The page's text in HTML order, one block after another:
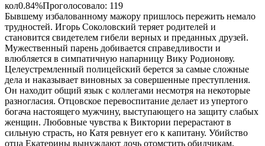
кол0.84%Проголосовало: 119
Бывшему избалованному мажору пришлось пережить немало
трудностей. Игорь Соколовский теряет родителей и
становится свидетелем гибели верных и преданных друзей.
Мужественный парень добивается справедливости и
влюбляется в симпатичную напарницу Вику Родионову.
Целеустремленный полицейский берется за самые сложные
дела и наказывает виновных за совершенные преступления.
Он находит общий язык с коллегами несмотря на некоторые
разногласия. Отцовское перевоспитание делает из упертого
богача настоящего мужчину, выступающего на защиту слабых
женщин. Любовные чувства к Виктории перерастают в
сильную страсть, но Катя ревнует его к капитану. Убийство
отца Екатерины вынуждают дочь отомстить обидчикам.